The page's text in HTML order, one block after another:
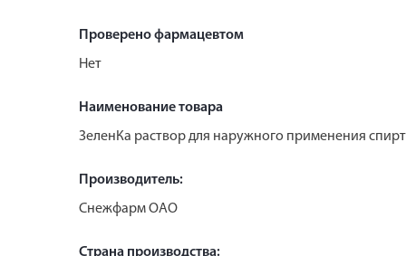
Проверено фармацевтом
Нет
Наименование товара
ЗеленКа раствор для наружного применения
Производитель:
Снежфарм ОАО
Страна производства: